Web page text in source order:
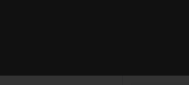
zu Verformen.